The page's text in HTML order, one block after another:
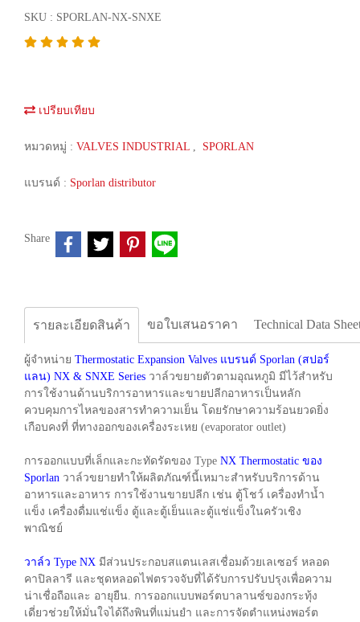
SKU : SPORLAN-NX-SNXE
เปรียบเทียบ
หมวดหมู่ : VALVES INDUSTRIAL , SPORLAN
แบรนด์ : Sporlan distributor
Share
รายละเอียดสินค้า ขอใบเสนอราคา Technical Data
ผู้จำหน่าย Thermostatic Expansion Valves แบรนด์ Sporlan (สปอร์
แลน) NX & SNXE Series วาล์วขยายตัวตามอุณหภูมิ มีไว้สำหรับ
การใช้งานด้านบริการอาหารและขายปลีกอาหารเป็นหลัก
ควบคุมการไหลของสารทำความเย็น โดยรักษาความร้อนยวดยิ่ง
เกือบคงที่ ที่ทางออกของเครื่องระเหย (evaporator outlet)
การออกแบบที่เล็กและกะทัดรัดของ Type NX Thermostatic ของ
Sporlan วาล์วขยายทำให้ผลิตภัณฑ์นี้เหมาะสำหรับบริการด้าน
อาหารและอาหาร การใช้งานขายปลีก เช่น ตู้โชว์ เครื่องทำน้ำ
แข็ง เครื่องดื่มแช่แข็ง ตู้และตู้เย็นและตู้แช่แข็งในครัวเชิง
พาณิชย์
วาล์ว Type NX มีส่วนประกอบสแตนเลสเชื่อมด้วยเลเซอร์ หลอด
คาปิลลารี และชุดหลอดไฟตรวจจับที่ได้รับการปรับปรุงเพื่อความ
น่าเชื่อถือและ อายุยืน. การออกแบบพอร์ตบาลานซ์ของกระทุ้ง
เดี่ยวช่วยให้มั่นใจได้ถึงพินที่แม่นยำ และการจัดตำแหน่งพอร์ต